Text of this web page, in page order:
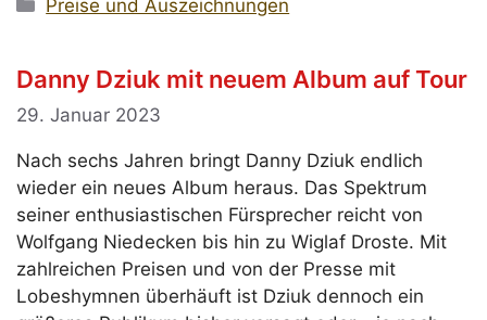
Preise und Auszeichnungen
Danny Dziuk mit neuem Album auf Tour
29. Januar 2023
Nach sechs Jahren bringt Danny Dziuk endlich
wieder ein neues Album heraus. Das Spektrum
seiner enthusiastischen Fürsprecher reicht von
Wolfgang Niedecken bis hin zu Wiglaf Droste. Mit
zahlreichen Preisen und von der Presse mit
Lobeshymnen überhäuft ist Dziuk dennoch ein